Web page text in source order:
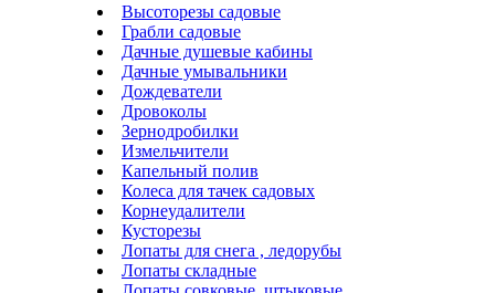
Высоторезы садовые
Грабли садовые
Дачные душевые кабины
Дачные умывальники
Дождеватели
Дровоколы
Зернодробилки
Измельчители
Капельный полив
Колеса для тачек садовых
Корнеудалители
Кусторезы
Лопаты для снега , ледорубы
Лопаты складные